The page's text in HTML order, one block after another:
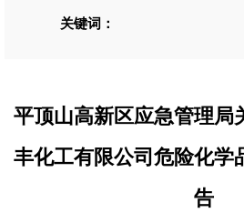
关键词：
平顶山高新区应急管理局
丰化工有限公司危险化学
告